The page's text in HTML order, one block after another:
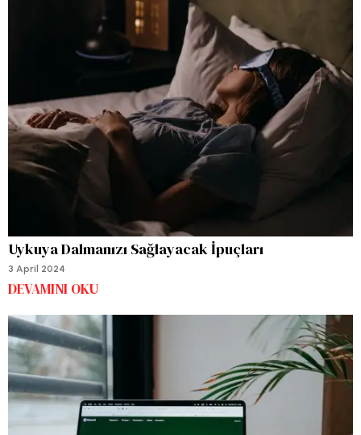
Uykuya Dalmanızı Sağlayacak İpuçları
3 April 2024
DEVAMINI OKU